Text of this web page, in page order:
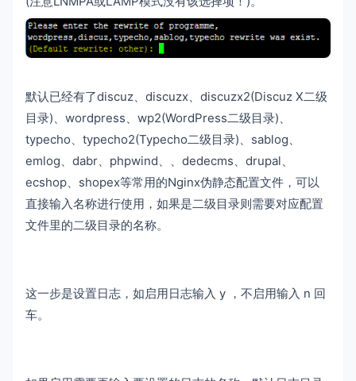
默认已经有了discuz、discuzx、discuzx2(Discuz X二级
目录)、wordpress、wp2(WordPress二级目录)、
typecho、typecho2(Typecho二级目录)、sablog、
emlog、dabr、phpwind、、dedecms、drupal、
ecshop、shopex等常用的Nginx伪静态配置文件，可以
直接输入名称进行使用，如果是二级目录则需要对应配置
文件里的二级目录的名称。
这一步是设置日志，如启用日志输入 y ，不启用输入 n 回
车。